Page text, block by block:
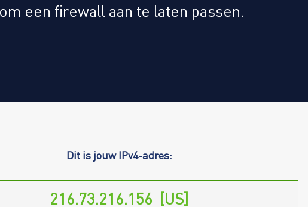
een firewall aan te laten passen.
Dit is jouw IPv4-adres: